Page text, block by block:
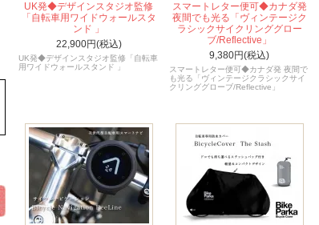
UK発◆デザインスタジオ監修
「自転車用ワイドウォールスタ
ンド 」
22,900円(税込)
UK発◆デザインスタジオ監修「自転車
用ワイドウォールスタンド 」
スマートレター便可◆カナダ発
夜間でも光る「ヴィンテージク
ラシックサイクリンググロー
ブ/Reflective」
9,380円(税込)
スマートレター便可◆カナダ発 夜間で
も光る「ヴィンテージクラシックサイ
クリンググローブ/Reflective」